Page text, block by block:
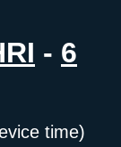
- 6
time)